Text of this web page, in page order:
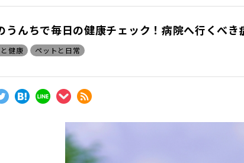
うんちで毎日の健康チェック！病院へ行くべき
健康 ペットと日常